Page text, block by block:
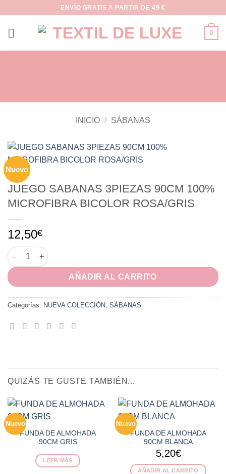
contenido
ENVÍO GRATIS A PARTIR DE 49 €
0
INICIO / SÁBANAS
Nuevo
JUEGO SABANAS 3PIEZAS 90CM 100%
MICROFIBRA BICOLOR ROSA/GRIS
12,50€
JUEGO SABANAS 3PIEZAS 90CM 100% MICROFIBRA
AÑADIR AL CARRITO
Categorías: NUEVA COLECCIÓN SÁBANAS
QUIZÁS TE GUSTE TAMBIÉN...
Nuevo
FUNDA DE ALMOHADA
90CM GRIS
LEER MÁS
Nuevo
FUNDA DE ALMOHADA
90CM BLANCA
5,20€
AÑADIR AL CARRITO